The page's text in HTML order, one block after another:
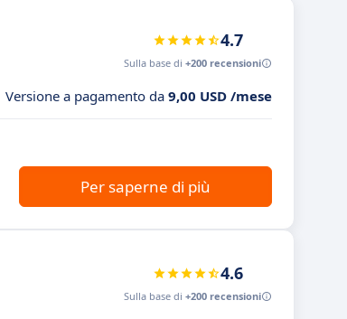
4.7
Sulla base di +200 recensioni
Versione a pagamento da 9,00 USD /mese
Per saperne di più
4.6
Sulla base di +200 recensioni